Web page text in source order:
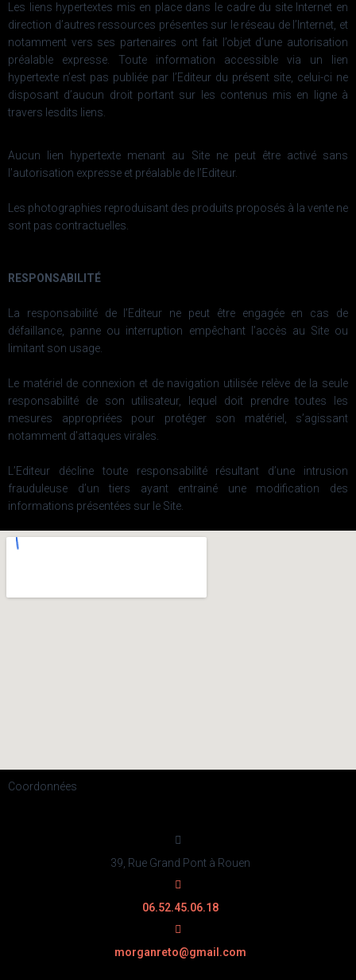
Les liens hypertextes mis en place dans le cadre du site Internet en
direction d’autres ressources présentes sur le réseau de l’Internet, et
notamment vers ses partenaires ont fait l’objet d’une autorisation
préalable expresse. Toute information accessible via un lien
hypertexte n’est pas publiée par l’Editeur du présent site, celui-ci ne
disposant d’aucun droit portant sur les contenus mis en ligne à
travers lesdits liens.
Aucun lien hypertexte menant au Site ne peut être activé sans
l’autorisation expresse et préalable de l’Editeur.
Les photographies reproduisant des produits proposés à la vente ne
sont pas contractuelles.
RESPONSABILITÉ
La responsabilité de l’Editeur ne peut être engagée en cas de
défaillance, panne ou interruption empêchant l’accès au Site ou
limitant son usage.
Le matériel de connexion et de navigation utilisée relève de la seule
responsabilité de son utilisateur, lequel doit prendre toutes les
mesures appropriées pour protéger son matériel, s’agissant
notamment d’attaques virales.
L’Editeur décline toute responsabilité résultant d’une intrusion
frauduleuse d’un tiers ayant entrainé une modification des
informations présentées sur le Site.
Coordonnées
39, Rue Grand Pont à Rouen
06.52.45.06.18
morganreto@gmail.com